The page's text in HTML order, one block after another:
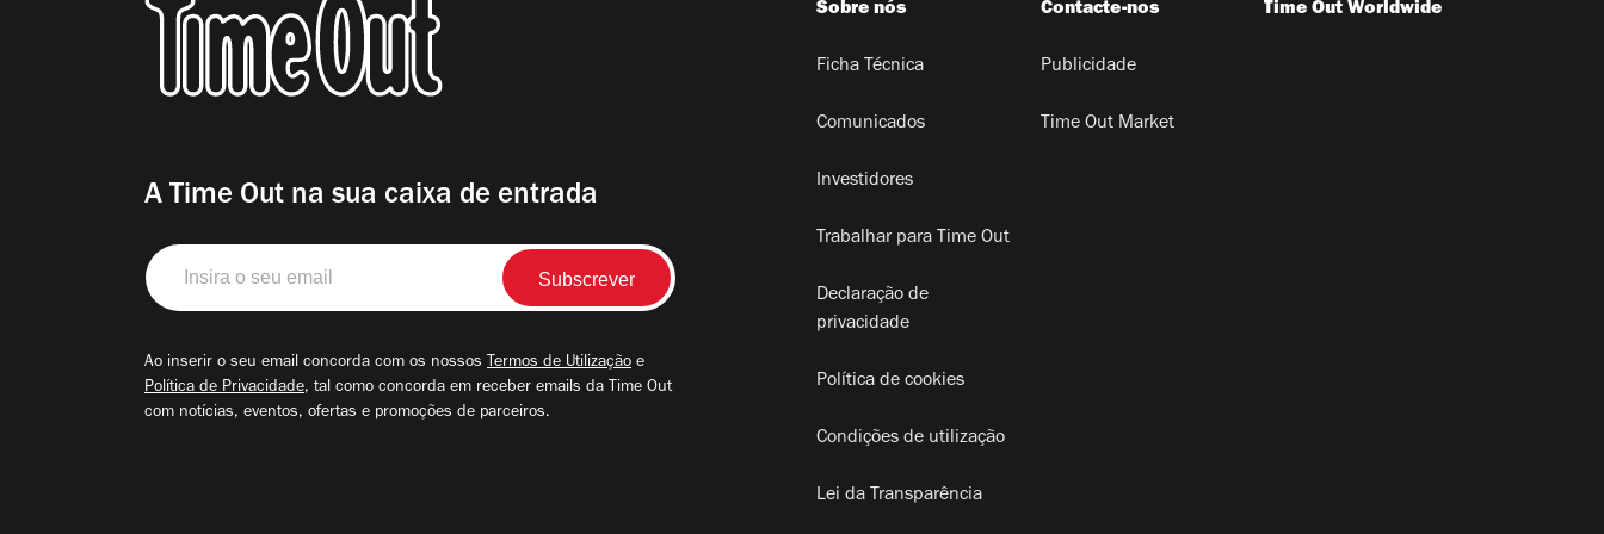
A Time Out na sua caixa de entrada
Insira
o
seu
Ao inserir o seu email concorda com os nossos Termos de Utilização e
Política de Privacidade, tal como concorda em receber emails da Time Out
com notícias, eventos, ofertas e promoções de parceiros.
Sobre nós
Ficha Técnica
Comunicados
Investidores
Trabalhar para Time Out
Declaração de
privacidade
Política de cookies
Condições de utilização
Lei da Transparência
Contacte-nos
Publicidade
Time Out Market
Time Out Worldwide